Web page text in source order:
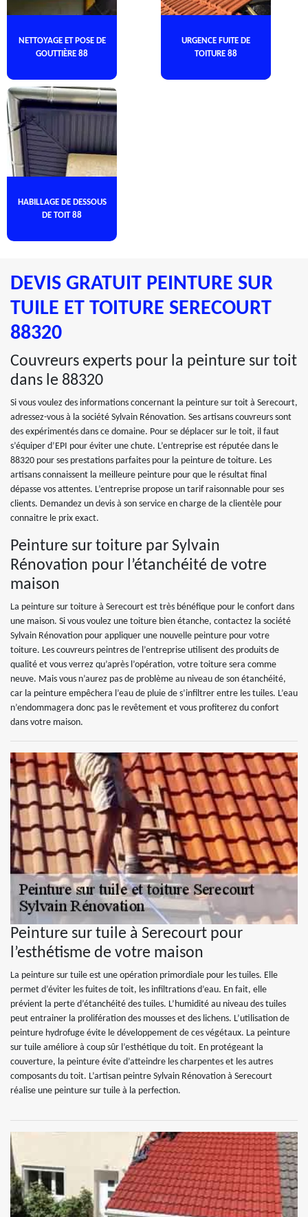
NETTOYAGE ET POSE DE
GOUTTIÈRE 88
URGENCE FUITE DE
TOITURE 88
HABILLAGE DE DESSOUS
DE TOIT 88
DEVIS GRATUIT PEINTURE SUR
TUILE ET TOITURE SERECOURT
88320
Couvreurs experts pour la peinture sur toit
dans le 88320
Si vous voulez des informations concernant la peinture sur toit à Serecourt,
adressez-vous à la société Sylvain Rénovation. Ses artisans couvreurs sont
des expérimentés dans ce domaine. Pour se déplacer sur le toit, il faut
s’équiper d’EPI pour éviter une chute. L’entreprise est réputée dans le
88320 pour ses prestations parfaites pour la peinture de toiture. Les
artisans connaissent la meilleure peinture pour que le résultat final
dépasse vos attentes. L’entreprise propose un tarif raisonnable pour ses
clients. Demandez un devis à son service en charge de la clientèle pour
connaitre le prix exact.
Peinture sur toiture par Sylvain
Rénovation pour l’étanchéité de votre
maison
La peinture sur toiture à Serecourt est très bénéfique pour le confort dans
une maison. Si vous voulez une toiture bien étanche, contactez la société
Sylvain Rénovation pour appliquer une nouvelle peinture pour votre
toiture. Les couvreurs peintres de l’entreprise utilisent des produits de
qualité et vous verrez qu’après l’opération, votre toiture sera comme
neuve. Mais vous n’aurez pas de problème au niveau de son étanchéité,
car la peinture empêchera l’eau de pluie de s’infiltrer entre les tuiles. L’eau
n’endommagera donc pas le revêtement et vous profiterez du confort
dans votre maison.
Peinture sur tuile à Serecourt pour
l’esthétisme de votre maison
La peinture sur tuile est une opération primordiale pour les tuiles. Elle
permet d’éviter les fuites de toit, les infiltrations d’eau. En fait, elle
prévient la perte d’étanchéité des tuiles. L’humidité au niveau des tuiles
peut entrainer la prolifération des mousses et des lichens. L’utilisation de
peinture hydrofuge évite le développement de ces végétaux. La peinture
sur tuile améliore à coup sûr l’esthétique du toit. En protégeant la
couverture, la peinture évite d’atteindre les charpentes et les autres
composants du toit. L’artisan peintre Sylvain Rénovation à Serecourt
réalise une peinture sur tuile à la perfection.